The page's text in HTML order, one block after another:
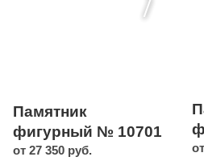
Памятник
фигурный № 10701
от 27 350 руб.